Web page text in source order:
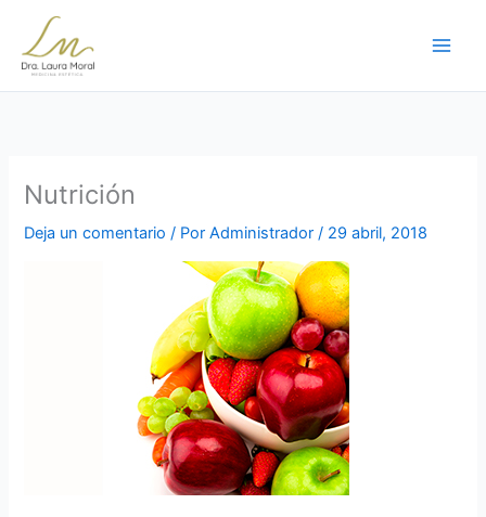
contenido
Nutrición
Deja un comentario / PorAdministrador/ 29 abril, 2018